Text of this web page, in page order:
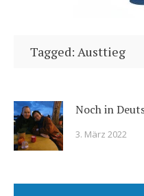
to
Tagged: Austtieg
Noch in
3. März 2022